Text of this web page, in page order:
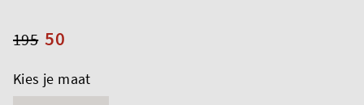
50
195
Kies je maat